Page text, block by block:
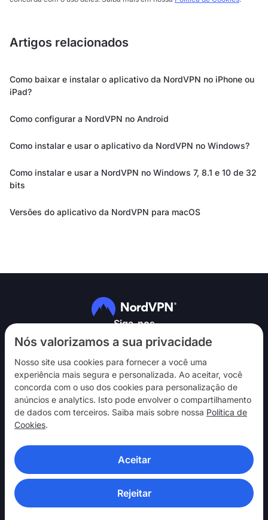
Nós valorizamos a sua privacidade
Nosso site usa cookies para fornecer a você uma
experiência mais segura e personalizada. Ao aceitar, você
concorda com o uso dos cookies para personalização de
anúncios e analytics. Isto pode envolver o compartilhamento
de dados com terceiros. Saiba mais sobre nossa Política de
Cookies.
Aceitar
Rejeitar
Artigos relacionados
Como baixar e instalar o aplicativo da NordVPN no iPhone ou
iPad?
Como configurar a NordVPN no Android
Como instalar e usar o aplicativo da NordVPN no Windows?
Como instalar e usar a NordVPN no Windows 7, 8.1 e 10 de 32
bits
Versões do aplicativo da NordVPN para macOS
Siga-nos
NordVPN
Interaja
Ajuda
Descubra
APLICATIVOS DE VPN